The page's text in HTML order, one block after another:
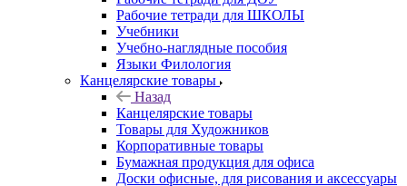
Рабочие тетради для ШКОЛЫ
Учебники
Учебно-наглядные пособия
Языки Филология
Канцелярские товары
Назад
Канцелярские товары
Товары для Художников
Корпоративные товары
Бумажная продукция для офиса
Доски офисные, для рисования и аксессуары